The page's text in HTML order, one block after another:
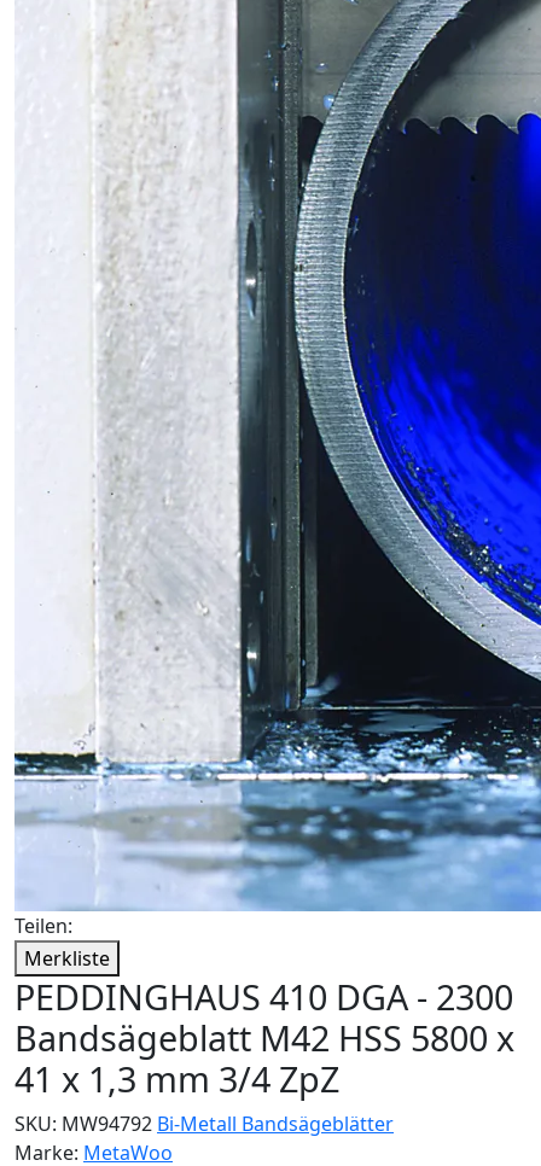
Teilen:
Merkliste
PEDDINGHAUS 410 DGA - 2300
Bandsägeblatt M42 HSS 5800 x
41 x 1,3 mm 3/4 ZpZ
SKU: MW94792 Bi-Metall Bandsägeblätter
Marke: MetaWoo